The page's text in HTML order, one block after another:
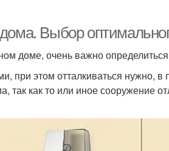
Выбор
доме, очень важно
при этом отталкиваться нужно, в
так как то или иное сооружение